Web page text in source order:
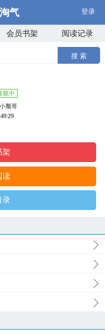
气 登录
会员书架 阅读记录
搜 索
载中
颓哥
架
读
录